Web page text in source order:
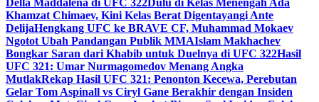
Della Maddalena di UFC 322Dulu di Kelas Menengah Ada
Khamzat Chimaev, Kini Kelas Berat Digentayangi Ante
DelijaHengkang UFC ke BRAVE CF, Muhammad Mokaev
Ngotot Ubah Pandangan Publik MMAIslam Makhachev
Bongkar Saran dari Khabib untuk Duelnya di UFC 322Hasil
UFC 321: Umar Nurmagomedov Menang Angka
MutlakRekap Hasil UFC 321: Penonton Kecewa, Perebutan
Gelar Tom Aspinall vs Ciryl Gane Berakhir dengan Insiden